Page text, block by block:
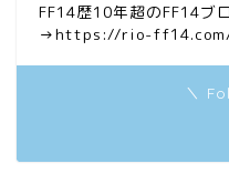
FF14歴10年超のFF14ブ
→https://rio-
＼